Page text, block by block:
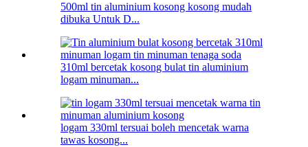
500ml tin aluminium kosong kosong mudah
dibuka Untuk D...
310ml bercetak kosong bulat tin aluminium
logam minuman...
logam 330ml tersuai boleh mencetak warna
tawas kosong...